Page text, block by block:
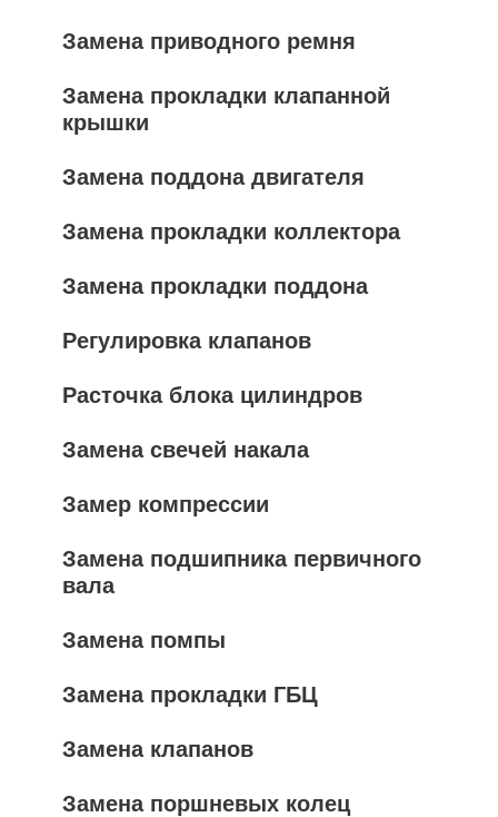
Замена приводного ремня
Замена прокладки клапанной
крышки
Замена поддона двигателя
Замена прокладки коллектора
Замена прокладки поддона
Регулировка клапанов
Расточка блока цилиндров
Замена свечей накала
Замер компрессии
Замена подшипника первичного
вала
Замена помпы
Замена прокладки ГБЦ
Замена клапанов
Замена поршневых колец